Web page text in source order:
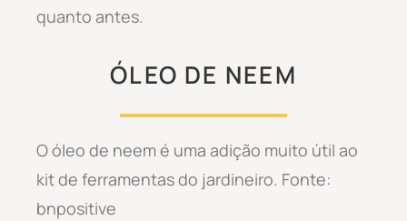
quanto antes.
ÓLEO DE NEEM
O óleo de neem é uma adição muito útil ao
kit de ferramentas do jardineiro. Fonte:
bnpositive